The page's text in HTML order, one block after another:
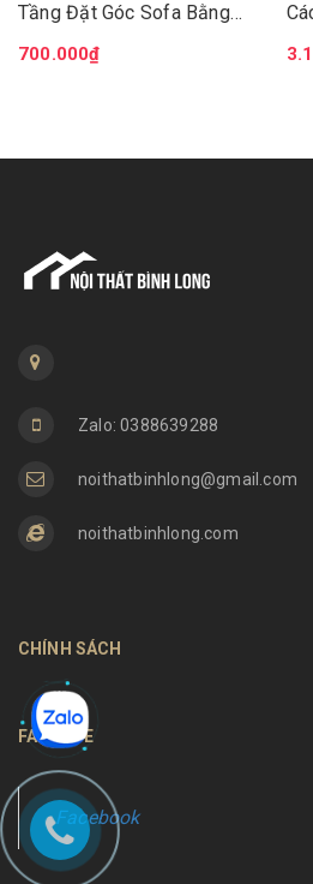
Tầng Đặt Góc Sofa Bằng
Ban Công, Sân Vườn Ngoài
700.000₫
Zalo: 0388639288
noithatbinhlong@gmail.com
noithatbinhlong.com
CHÍNH SÁCH
FANPAGE
Facebook